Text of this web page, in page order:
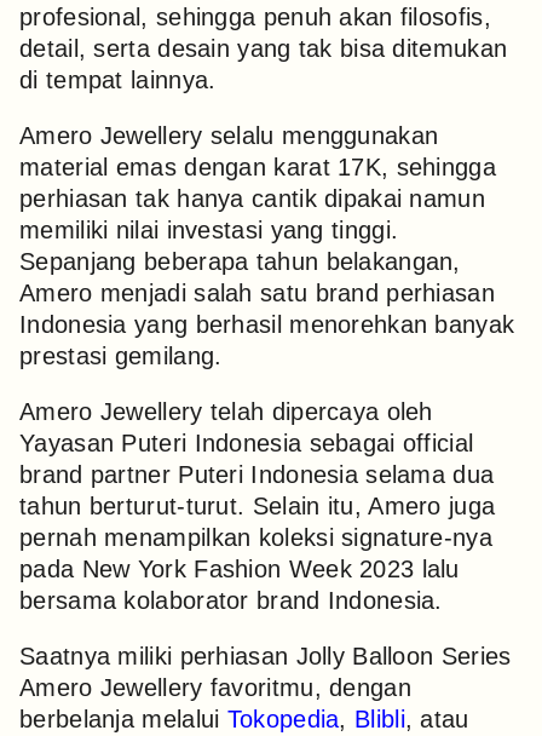
profesional, sehingga penuh akan filosofis,
detail, serta desain yang tak bisa ditemukan
di tempat lainnya.
Amero Jewellery selalu menggunakan
material emas dengan karat 17K, sehingga
perhiasan tak hanya cantik dipakai namun
memiliki nilai investasi yang tinggi.
Sepanjang beberapa tahun belakangan,
Amero menjadi salah satu brand perhiasan
Indonesia yang berhasil menorehkan banyak
prestasi gemilang.
Amero Jewellery telah dipercaya oleh
Yayasan Puteri Indonesia sebagai official
brand partner Puteri Indonesia selama dua
tahun berturut-turut. Selain itu, Amero juga
pernah menampilkan koleksi signature-nya
pada New York Fashion Week 2023 lalu
bersama kolaborator brand Indonesia.
Saatnya miliki perhiasan Jolly Balloon Series
Amero Jewellery favoritmu, dengan
berbelanja melalui Tokopedia, Blibli, atau